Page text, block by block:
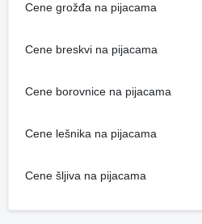
Cene grožđa na pijacama
Cene breskvi na pijacama
Cene borovnice na pijacama
Cene lešnika na pijacama
Cene šljiva na pijacama